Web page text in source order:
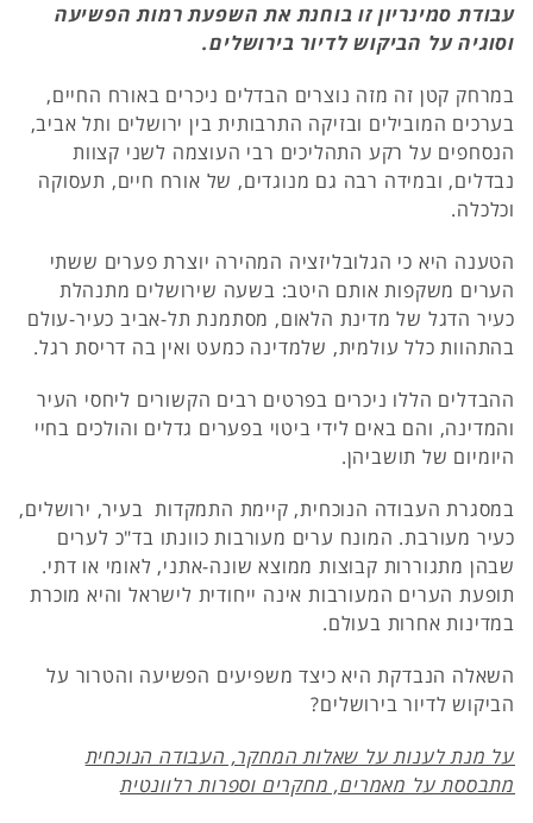
עבודת סמינריון זו בוחנת את השפעת רמות הפשיעה
וסוגיה על הביקוש לדיור בירושלים.
במרחק קטן זה מזה נוצרים הבדלים ניכרים באורח החיים,
בערכים המובילים ובזיקה התרבותית בין ירושלים ותל אביב,
הנסחפים על רקע התהליכים רבי העוצמה לשני קצוות
נבדלים, ובמידה רבה גם מנוגדים, של אורח חיים, תעסוקה
וכלכלה.
הטענה היא כי הגלובליזציה המהירה יוצרת פערים ששתי
הערים משקפות אותם היטב: בשעה שירושלים מתנהלת
כעיר הדגל של מדינת הלאום, מסתמנת תל-אביב כעיר-עולם
בהתהוות כלל עולמית, שלמדינה כמעט ואין בה דריסת רגל.
ההבדלים הללו ניכרים בפרטים רבים הקשורים ליחסי העיר
והמדינה, והם באים לידי ביטוי בפערים גדלים והולכים בחיי
היומיום של תושביהן.
במסגרת העבודה הנוכחית, קיימת התמקדות בעיר, ירושלים,
כעיר מעורבת. המונח ערים מעורבות כוונתו בד"כ לערים
שבהן מתגוררות קבוצות ממוצא שונה-אתני, לאומי או דתי.
תופעת הערים המעורבות אינה ייחודית לישראל והיא מוכרת
במדינות אחרות בעולם.
השאלה הנבדקת היא כיצד משפיעים הפשיעה והטרור על
הביקוש לדיור בירושלים?
על מנת לענות על שאלות המחקר, העבודה הנוכחית
מתבססת על מאמרים, מחקרים וספרות רלוונטית